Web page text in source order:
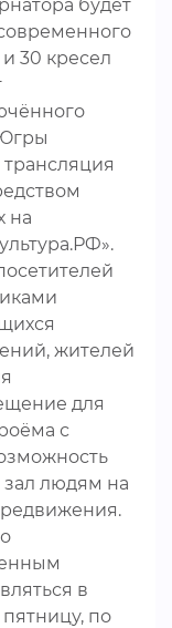
будет
30 кресел
на
жителей
для
с
зал людям на
в
по